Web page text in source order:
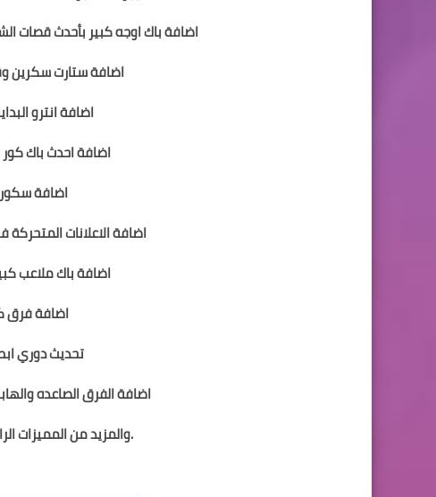
اضافة باك اوجه كبير بأحدث قصات
اضافة ستارت سكرين
اضافة انترو
اضافة احدث باك كور
اضافة
اضافة الاعلانات المتحركة
اضافة باك ملاعب كبير
اضافة فرق
تحديث دوري ابطال
اضافة الفرق الصاعده
.والمزيد من المميزات